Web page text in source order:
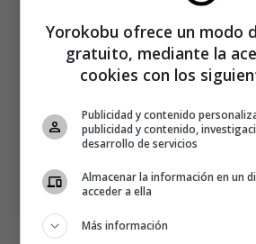
IDEAS
Yorokobu ofrece un modo
gratuito, mediante la
cookies con los
Publicidad y contenido
publicidad y contenido,
desarrollo de servicios
Almacenar la información en un
acceder a ella
Más información